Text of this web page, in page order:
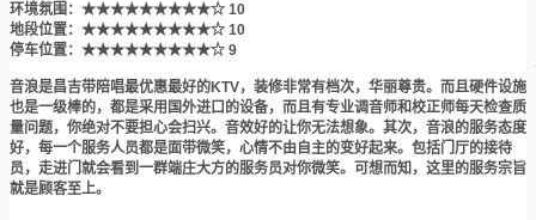
环境氛围：★★★★★★★★★☆ 10
地段位置：★★★★★★★★★☆ 10
停车位置：★★★★★★★★★☆ 9
音浪是昌吉带陪唱最优惠最好的KTV，装修非常有档次，华丽尊贵。而且硬件设施
也是一级棒的，都是采用国外进口的设备，而且有专业调音师和校正师每天检查质
量问题，你绝对不要担心会扫兴。音效好的让你无法想象。其次，音浪的服务态度
好，每一个服务人员都是面带微笑，心情不由自主的变好起来。包括门厅的接待
员，走进门就会看到一群端庄大方的服务员对你微笑。可想而知，这里的服务宗旨
就是顾客至上。